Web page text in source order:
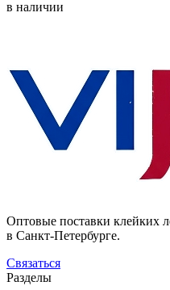
в наличии
Оптовые поставки клейких
в Санкт-Петербурге.
Связаться
Разделы